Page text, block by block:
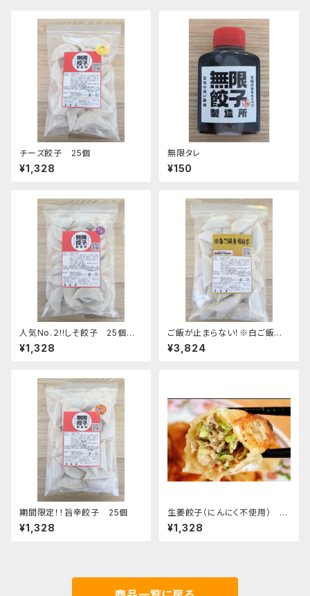
チーズ餃子 25個
¥1,328
無限タレ
¥150
人気No.２!!しそ餃子 25個
¥1,328
ご飯が止まらない！※白ご飯専
用餃子90個（30個×3）
¥3,824
期間限定！！旨辛餃子 25個
¥1,328
生姜餃子（にんにく不使用） 3
0個
¥1,328